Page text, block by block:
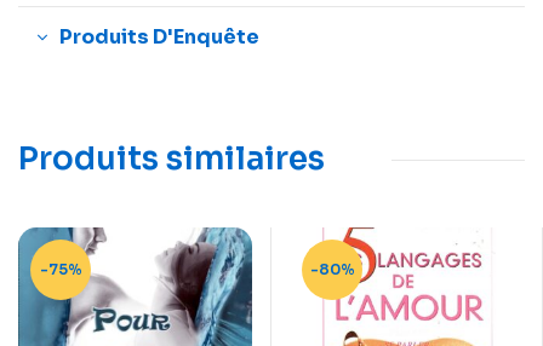
Produits D'Enquête
Produits similaires
-75% -80%